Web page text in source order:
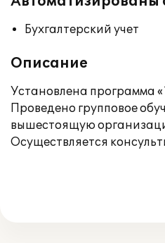
Бухгалтерский учет
Описание
Установлена программа
Проведено групповое
вышестоящую
Осуществляется